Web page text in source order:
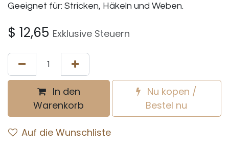
Geeignet für: Stricken, Häkeln und Weben.
$ 12,65 Exklusive Steuern
In den
Warenkorb
Nu kopen /
Bestel nu
Auf die Wunschliste